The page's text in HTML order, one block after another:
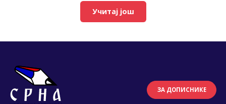
Учитај још
ЗА ДОПИСНИКЕ